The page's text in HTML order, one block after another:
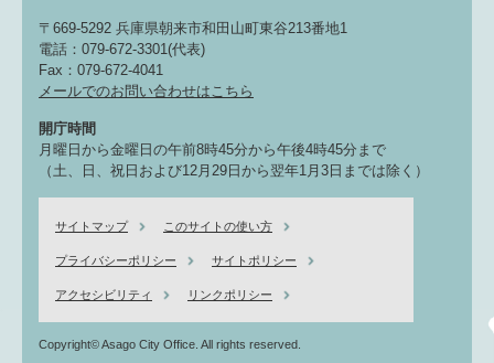
〒669-5292 兵庫県朝来市和田山町東谷213番地1
電話：079-672-3301(代表)
Fax：079-672-4041
メールでのお問い合わせはこちら
開庁時間
月曜日から金曜日の午前8時45分から午後4時45分まで
（土、日、祝日および12月29日から翌年1月3日までは除く）
サイトマップ このサイトの使い方
プライバシーポリシー サイトポリシー
アクセシビリティ リンクポリシー
Copyright© Asago City Office. All rights reserved.